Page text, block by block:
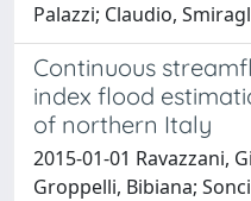
Palazzi; Claudio,
Continuous
index flood
of northern Italy
2015-01-01 Ravazzani,
Groppelli, Bibiana;